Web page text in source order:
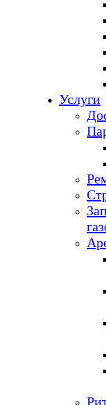
Услуги